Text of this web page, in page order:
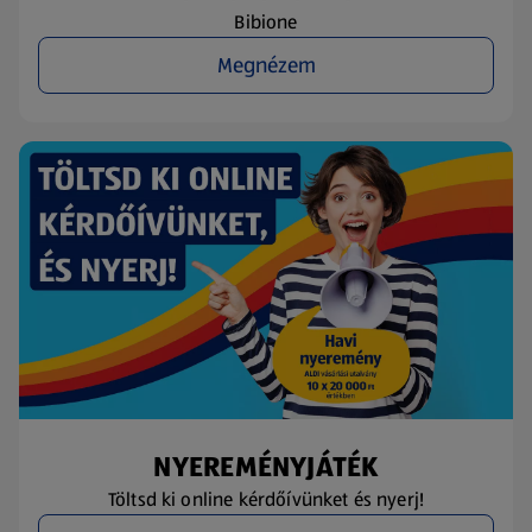
Bibione
Megnézem
NYEREMÉNYJÁTÉK
Töltsd ki online kérdőívünket és nyerj!